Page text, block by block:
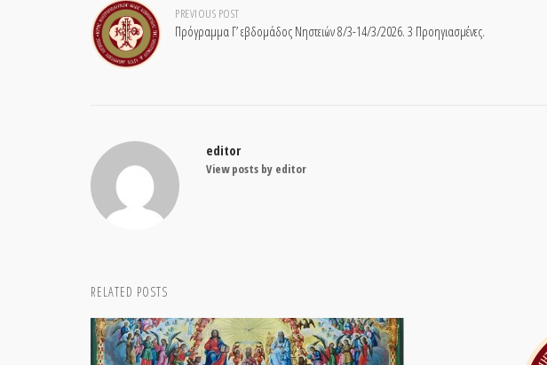
Post
navigation
PREVIOUS POST
Πρόγραμμα Γ’ εβδομάδος Νηστειών 8/3-14/3/2026. 3 Προηγιασμένες.
editor
View posts by editor
RELATED POSTS